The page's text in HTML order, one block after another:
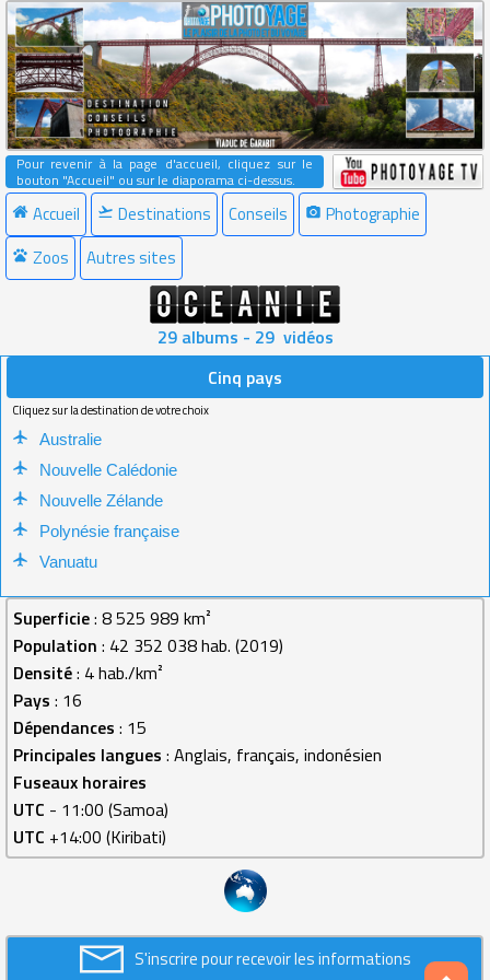
Pour revenir à la page d'accueil, cliquez sur le
bouton "Accueil" ou sur le diaporama ci-dessus.
Accueil Destinations Conseils
Photographie
Zoos
Autres sites
29 albums - 29 vidéos
Cinq pays
Cliquez sur la destination de votre choix
Australie
Nouvelle Calédonie
Nouvelle Zélande
Polynésie française
Vanuatu
Superficie: 8 525 989 km²
Population : 42 352 038 hab. (2019)
Densité: 4 hab./km²
Pays : 16
Dépendances : 15
Principales langues : Anglais, français, indonésien
Fuseaux horaires
UTC - 11:00 (Samoa)
UTC +14:00 (Kiribati)
S'inscrire pour recevoir les informations